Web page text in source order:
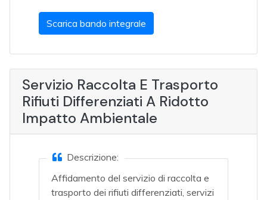
Scarica bando integrale
Servizio Raccolta E Trasporto
Rifiuti Differenziati A Ridotto
Impatto Ambientale
Descrizione:
Affidamento del servizio di raccolta e
trasporto dei rifiuti differenziati, servizi